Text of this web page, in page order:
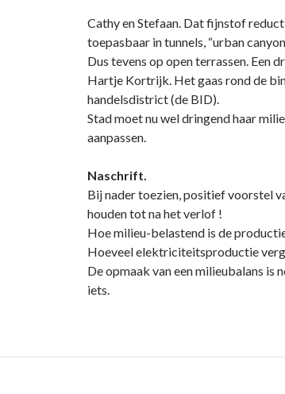
Cathy en Stefaan. Dat fijnstof
toepasbaar in tunnels, “urban
Dus tevens op open terrassen. Een
Hartje Kortrijk. Het gaas rond de
handelsdistrict (de BID).
Stad moet nu wel dringend haar
aanpassen.
Naschrift.
Bij nader toezien, positief voorstel
houden tot na het verlof !
Hoe milieu-belastend is de
Hoeveel elektriciteitsproductie
De opmaak van een milieubalans is
iets.